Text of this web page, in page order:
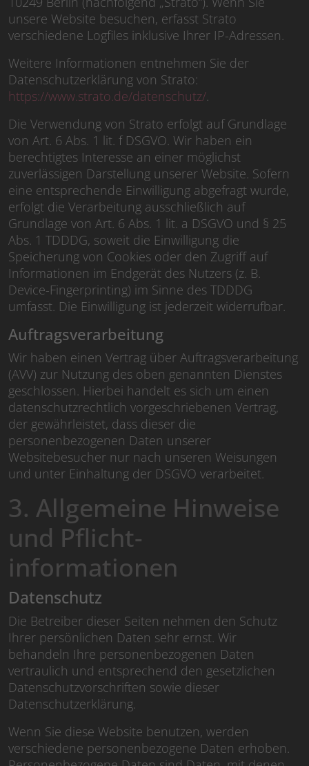
unsere Website besuchen, erfasst Strato
verschiedene Logfiles inklusive Ihrer IP-Adressen.
Weitere Informationen entnehmen Sie der
Datenschutzerklärung von Strato:
https://www.strato.de/datenschutz/.
Die Verwendung von Strato erfolgt auf Grundlage
von Art. 6 Abs. 1 lit. f DSGVO. Wir haben ein
berechtigtes Interesse an einer möglichst
zuverlässigen Darstellung unserer Website. Sofern
eine entsprechende Einwilligung abgefragt wurde,
erfolgt die Verarbeitung ausschließlich auf
Grundlage von Art. 6 Abs. 1 lit. a DSGVO und § 25
Abs. 1 TDDDG, soweit die Einwilligung die
Speicherung von Cookies oder den Zugriff auf
Informationen im Endgerät des Nutzers (z. B.
Device-Fingerprinting) im Sinne des TDDDG
umfasst. Die Einwilligung ist jederzeit widerrufbar.
Auftragsverarbeitung
Wir haben einen Vertrag über Auftragsverarbeitung
(AVV) zur Nutzung des oben genannten Dienstes
geschlossen. Hierbei handelt es sich um einen
datenschutzrechtlich vorgeschriebenen Vertrag,
der gewährleistet, dass dieser die
personenbezogenen Daten unserer
Websitebesucher nur nach unseren Weisungen
und unter Einhaltung der DSGVO verarbeitet.
3. Allgemeine Hinweise
und Pflicht­
informationen
Datenschutz
Die Betreiber dieser Seiten nehmen den Schutz
Ihrer persönlichen Daten sehr ernst. Wir
behandeln Ihre personenbezogenen Daten
vertraulich und entsprechend den gesetzlichen
Datenschutzvorschriften sowie dieser
Datenschutzerklärung.
Wenn Sie diese Website benutzen, werden
verschiedene personenbezogene Daten erhoben.